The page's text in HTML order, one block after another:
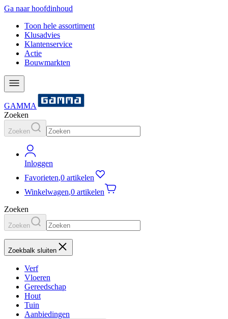
Ga naar hoofdinhoud
Toon hele assortiment
Klusadvies
Klantenservice
Actie
Bouwmarkten
GAMMA
Zoeken
Zoeken
Inloggen
Favorieten,0 artikelen
Winkelwagen,0 artikelen
Zoeken
Zoeken
Zoekbalk sluiten
Verf
Vloeren
Gereedschap
Hout
Tuin
Aanbiedingen